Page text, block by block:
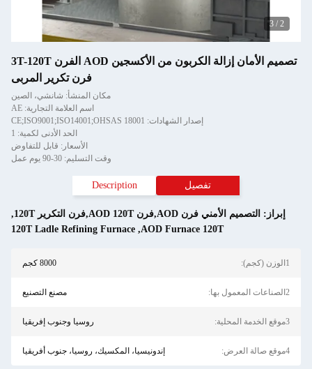
2
/
3
تصميم الأمان إزالة الكربون من الأكسجين AOD الفرن 3T-120T
فرن تكرير المربى
مكان المنشأ: شانشي، الصين
اسم العلامة التجارية: AE
إصدار الشهادات: CE;ISO9001;ISO14001;OHSAS 18001
الحد الأدنى لكمية: 1
الأسعار: قابل للتفاوض
وقت التسليم: 30-90 يوم عمل
تفصيل Description
إبراز: التصميم الأمني فرن AOD,فرن AOD 120T,فرن التكرير 120T
,
AOD Furnace 120T
,
120T Ladle Refining Furnace
1الوزن (كجم): 8000 كجم
2الصناعات المعمول بها: مصنع التصنيع
3موقع الخدمة المحلية: روسيا وجنوب إفريقيا
4موقع صالة العرض: إندونيسيا، المكسيك، روسيا، جنوب أفريقيا